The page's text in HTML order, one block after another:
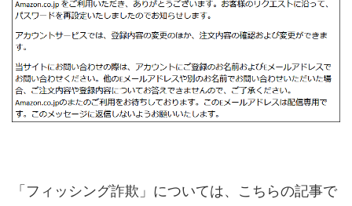
「フィッシング詐欺」については、こちらの記事で